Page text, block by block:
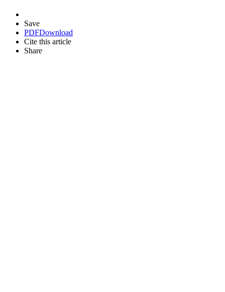
Save
PDFDownload
Cite this article
Share